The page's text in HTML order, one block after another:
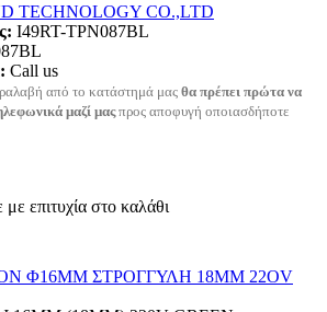
TECHNOLOGY CO.,LTD
I49RT-TPN087BL
Call us
από το κατάστημά μας θα πρέπει πρώτα να
μαζί μαςπρος αποφυγή οποιασδήποτε
επιτυχία στο καλάθι